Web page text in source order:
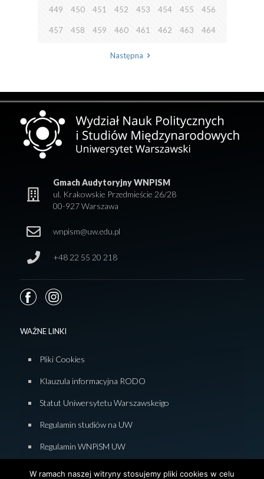
449 450 451 452 453 454 455 456
457 458 459 460 461 462 463 464
Następna
Gmach Audytoryjny WNPISM
ul. Krakowskie Przedmieście 26/28
00-927 Warszawa
wnpism@uw.edu.pl
+48 22 55 20 218
WAŻNE LINKI
Pliki Cookies
Klauzula informacyjna RODO
Statut Uniwersytetu Warszawskeigo
Regulamin studiów na UW
Regulamin WNPiSM UW
W ramach naszej witryny stosujemy pliki cookies w celu